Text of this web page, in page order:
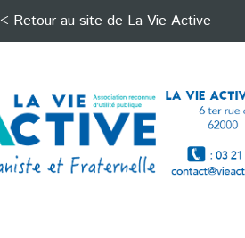
< Retour au site de La Vie Active